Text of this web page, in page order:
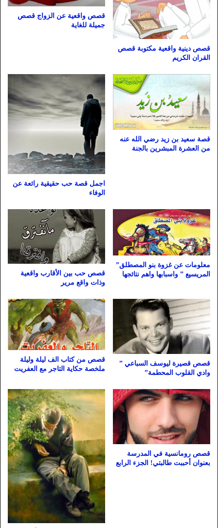
قصص دينية واقعية مكتوبة قصص
القران الكريم
قصص واقعية عن الزواج قصص
جميلة للغاية
قصة سعيد بن زيد رضي الله عنه
من العشرة المبشرين بالجنة
اجمل قصة حب حقيقية رائعة عن
الوفاء
معلومات عن غزوة بنو المصطلق”
المريسيع ” واسبابها واهم نتائجها
قصص حب بين الأقارب واقعية
وذات واقع مرير
قصص قصيرة ليوسف السباعي ”
وادي القلوب المحطمة”
قصص من كتاب الف ليلة وليلة
ملخصة حكاية التاجر مع العفريت
قصص رومانسية في المدرسة
بعنوان أحببت طالبتي! الجزء الرابع